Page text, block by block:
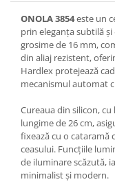
ONOLA 3854este un
prin eleganța subtilă și
grosime de 16 mm,
din aliaj rezistent,
Hardlex protejează
mecanismul automat
Cureaua din silicon,
lungime de 26 cm,
fixează cu o cataramă
ceasului. Funcțiile
de iluminare scăzută,
minimalist și modern.